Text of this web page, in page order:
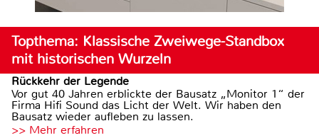
Topthema: Klassische Zweiwege-Standbox
mit historischen Wurzeln
Rückkehr der Legende
Vor gut 40 Jahren erblickte der Bausatz „Monitor 1“ der
Firma Hifi Sound das Licht der Welt. Wir haben den
Bausatz wieder aufleben zu lassen.
>> Mehr erfahren